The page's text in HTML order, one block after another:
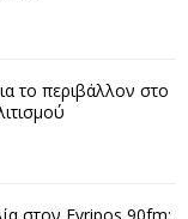
το περιβάλλον στο